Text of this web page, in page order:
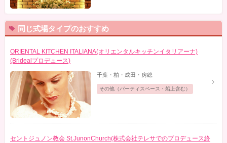
同じ式場タイプのおすすめ
ORIENTAL KITCHEN ITALIANA(オリエンタルキッチンイタリアーナ)
(Bridealプロデュース)
千葉・柏・成田・房総
その他（パーティスペース・船上含む）
セントジュノン教会 St.JunonChurch(株式会社テレサでのプロデュース終